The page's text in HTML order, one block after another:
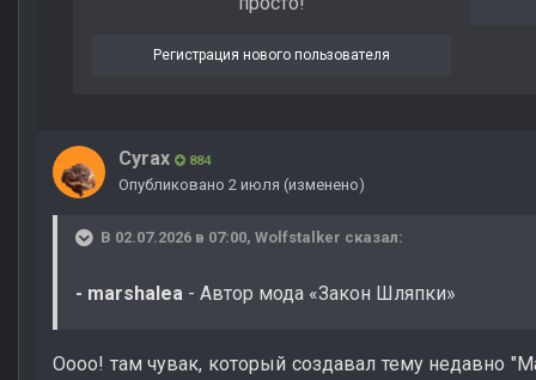
Регистрация нового пользователя
Cyrax 884
Опубликовано 2 июля (изменено)
В 02.07.2026 в 07:00, Wolfstalker сказал:
- marshalea - Автор мода «Закон Шляпки»
Оооо! там чувак, который создавал тему недавно